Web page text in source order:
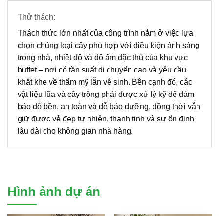
Thử thách:
Thách thức lớn nhất của công trình nằm ở việc lựa
chọn chủng loại cây phù hợp với điều kiện ánh sáng
trong nhà, nhiệt độ và độ ẩm đặc thù của khu vực
buffet – nơi có tần suất di chuyển cao và yêu cầu
khắt khe về thẩm mỹ lẫn vệ sinh. Bên cạnh đó, các
vật liệu lũa và cây trồng phải được xử lý kỹ để đảm
bảo độ bền, an toàn và dễ bảo dưỡng, đồng thời vẫn
giữ được vẻ đẹp tự nhiên, thanh tịnh và sự ổn định
lâu dài cho không gian nhà hàng.
Hình ảnh dự án